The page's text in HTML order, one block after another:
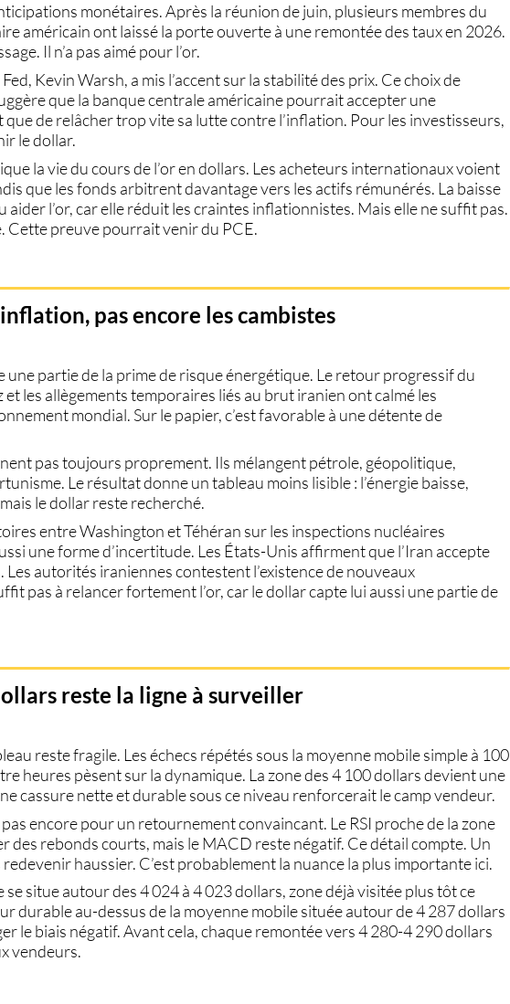
monétaires. Après la réunion de juin, plusieurs membres du
américain ont laissé la porte ouverte à une remontée des taux en 2026.
Il n’a pas aimé pour l’or.
Kevin Warsh, a mis l’accent sur la stabilité des prix. Ce choix de
que la banque centrale américaine pourrait accepter une
de relâcher trop vite sa lutte contre l’inflation. Pour les investisseurs,
le dollar.
la vie ducours de l’or en dollars. Les acheteurs internationaux voient
que les fonds arbitrent davantage vers les actifs rémunérés. La baisse
l’or, car elle réduit les craintes inflationnistes. Mais elle ne suffit pas.
Cette preuve pourrait venir du PCE.
pas encore les cambistes
une partie de la prime de risque énergétique. Le retour progressif du
les allègements temporaires liés au brut iranien ont calmé les
mondial. Sur le papier, c’est favorable à une détente de
pas toujours proprement. Ils mélangent pétrole, géopolitique,
Le résultat donne un tableau moins lisible : l’énergie baisse,
le dollar reste recherché.
entre Washington et Téhéran sur les inspections nucléaires
une forme d’incertitude. Les États-Unis affirment que l’Iran accepte
autorités iraniennes contestent l’existence de nouveaux
pas à relancer fortement l’or, car le dollar capte lui aussi une partie de
reste la ligne à surveiller
reste fragile. Les échecs répétés sous la moyenne mobile simple à 100
heures pèsent sur la dynamique. La zone des 4 100 dollars devient une
cassure nette et durable sous ce niveau renforcerait le camp vendeur.
encore pour un retournement convaincant. Le RSI proche de la zone
des rebonds courts, mais le MACD reste négatif. Ce détail compte. Un
haussier. C’est probablement la nuance la plus importante ici.
se situe autour des 4 024 à 4 023 dollars, zone déjà visitée plus tôt ce
durable au-dessus de la moyenne mobile située autour de 4 287 dollars
le biais négatif. Avant cela, chaque remontée vers 4 280-4 290 dollars
vendeurs.